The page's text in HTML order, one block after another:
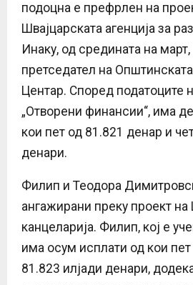
подоцна е префрлен на
Швајцарската агенција за
Инаку, од средината на
претседател на
Центар. Според податоците
„Отворени финансии“, има
кои пет од 81.821 денар и
денари.
Филип и Теодора
ангажирани преку проект на
канцеларија. Филип, кој е
има осум исплати од кои
81.823 илјади денари,